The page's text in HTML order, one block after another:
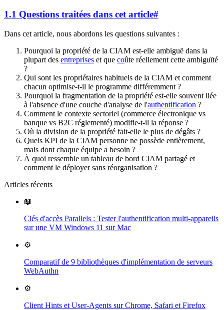
1.1 Questions traitées dans cet article#
Dans cet article, nous abordons les questions suivantes :
Pourquoi la propriété de la CIAM est-elle ambiguë dans la
plupart des entreprises et que coûte réellement cette ambiguïté
?
Qui sont les propriétaires habituels de la CIAM et comment
chacun optimise-t-il le programme différemment ?
Pourquoi la fragmentation de la propriété est-elle souvent liée
à l'absence d'une couche d'analyse de l'authentification ?
Comment le contexte sectoriel (commerce électronique vs
banque vs B2C réglementé) modifie-t-il la réponse ?
Où la division de la propriété fait-elle le plus de dégâts ?
Quels KPI de la CIAM personne ne possède entièrement,
mais dont chaque équipe a besoin ?
À quoi ressemble un tableau de bord CIAM partagé et
comment le déployer sans réorganisation ?
Articles récents
📖
Clés d'accès Parallels : Tester l'authentification multi-appareils
sur une VM Windows 11 sur Mac
⚙️
Comparatif de 9 bibliothèques d'implémentation de serveurs
WebAuthn
⚙️
Client Hints et User-Agents sur Chrome, Safari et Firefox